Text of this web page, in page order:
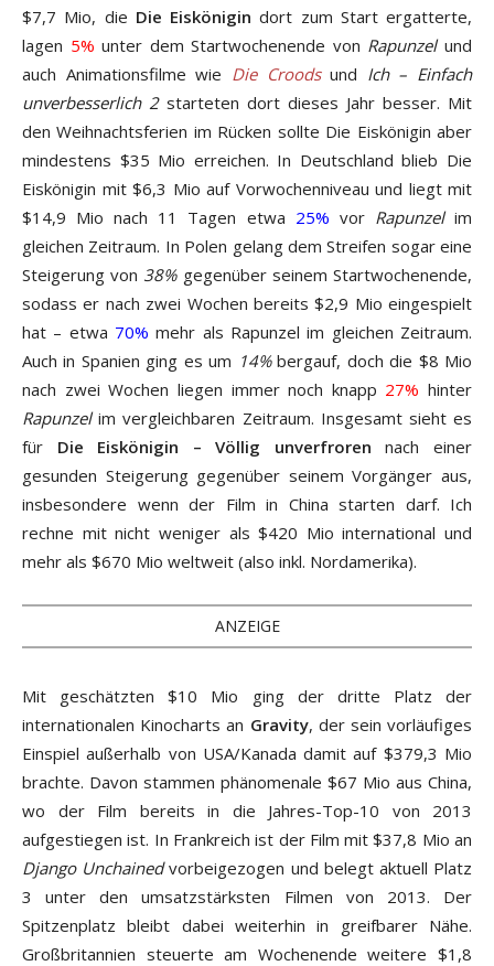
$7,7 Mio, die Die Eiskönigin dort zum Start ergatterte,
lagen 5% unter dem Startwochenende von Rapunzelund
auch Animationsfilme wie Die Croodsund Ich – Einfach
unverbesserlich 2starteten dort dieses Jahr besser. Mit
den Weihnachtsferien im Rücken sollte Die Eiskönigin aber
mindestens $35 Mio erreichen. In Deutschland blieb Die
Eiskönigin mit $6,3 Mio auf Vorwochenniveau und liegt mit
$14,9 Mio nach 11 Tagen etwa 25% vor Rapunzelim
gleichen Zeitraum. In Polen gelang dem Streifen sogar eine
Steigerung von 38%gegenüber seinem Startwochenende,
sodass er nach zwei Wochen bereits $2,9 Mio eingespielt
hat – etwa 70% mehr als Rapunzel im gleichen Zeitraum.
Auch in Spanien ging es um 14%bergauf, doch die $8 Mio
nach zwei Wochen liegen immer noch knapp 27% hinter
Rapunzelim vergleichbaren Zeitraum. Insgesamt sieht es
für Die Eiskönigin – Völlig unverfrorennach einer
gesunden Steigerung gegenüber seinem Vorgänger aus,
insbesondere wenn der Film in China starten darf. Ich
rechne mit nicht weniger als $420 Mio international und
mehr als $670 Mio weltweit (also inkl. Nordamerika).
ANZEIGE
Mit geschätzten $10 Mio ging der dritte Platz der
internationalen Kinocharts an Gravity, der sein vorläufiges
Einspiel außerhalb von USA/Kanada damit auf $379,3 Mio
brachte. Davon stammen phänomenale $67 Mio aus China,
wo der Film bereits in die Jahres-Top-10 von 2013
aufgestiegen ist. In Frankreich ist der Film mit $37,8 Mio an
Django Unchainedvorbeigezogen und belegt aktuell Platz
3 unter den umsatzstärksten Filmen von 2013. Der
Spitzenplatz bleibt dabei weiterhin in greifbarer Nähe.
Großbritannien steuerte am Wochenende weitere $1,8